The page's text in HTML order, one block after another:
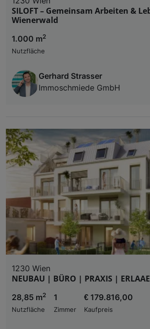
SILOFT – Gemeinsam Arbeiten &
Wienerwald
1.000 m2
Nutzfläche
Gerhard Strasser
Immoschmiede GmbH
1230 Wien
NEUBAU | BÜRO | PRAXIS |
28,85 m2
Nutzfläche
1
Zimmer
€ 179.816,00
Kaufpreis